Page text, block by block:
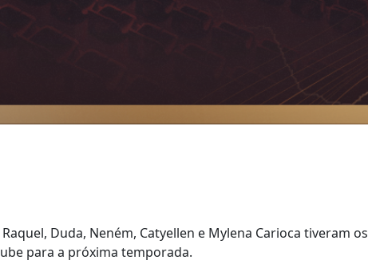
Duda, Neném, Catyellen e Mylena Carioca tiveram os
para a próxima temporada.